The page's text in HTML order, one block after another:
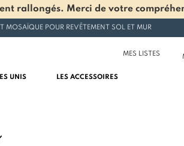
rallongés. Merci de votre
MOSAÏQUE POUR REVÊTEMENT SOL ET MUR
MES LISTES
UNIS LES ACCESSOIRES